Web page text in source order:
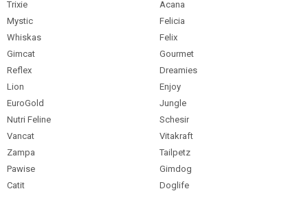
Trixie
Acana
Mystic
Felicia
Whiskas
Felix
Gimcat
Gourmet
Reflex
Dreamies
Lion
Enjoy
EuroGold
Jungle
Nutri Feline
Schesir
Vancat
Vitakraft
Zampa
Tailpetz
Pawise
Gimdog
Catit
Doglife